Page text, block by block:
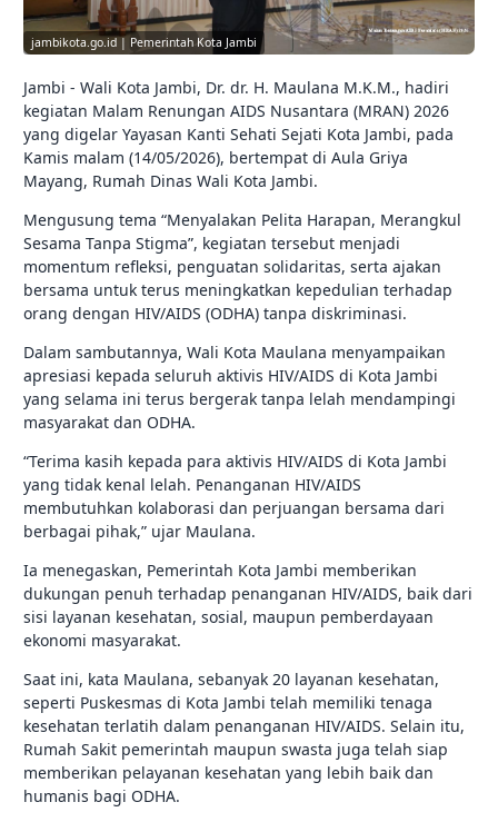
jambikota.go.id | Pemerintah Kota Jambi
Jambi - Wali Kota Jambi, Dr. dr. H. Maulana M.K.M., hadiri
kegiatan Malam Renungan AIDS Nusantara (MRAN) 2026
yang digelar Yayasan Kanti Sehati Sejati Kota Jambi, pada
Kamis malam (14/05/2026), bertempat di Aula Griya
Mayang, Rumah Dinas Wali Kota Jambi.
Mengusung tema “Menyalakan Pelita Harapan, Merangkul
Sesama Tanpa Stigma”, kegiatan tersebut menjadi
momentum refleksi, penguatan solidaritas, serta ajakan
bersama untuk terus meningkatkan kepedulian terhadap
orang dengan HIV/AIDS (ODHA) tanpa diskriminasi.
Dalam sambutannya, Wali Kota Maulana menyampaikan
apresiasi kepada seluruh aktivis HIV/AIDS di Kota Jambi
yang selama ini terus bergerak tanpa lelah mendampingi
masyarakat dan ODHA.
“Terima kasih kepada para aktivis HIV/AIDS di Kota Jambi
yang tidak kenal lelah. Penanganan HIV/AIDS
membutuhkan kolaborasi dan perjuangan bersama dari
berbagai pihak,” ujar Maulana.
Ia menegaskan, Pemerintah Kota Jambi memberikan
dukungan penuh terhadap penanganan HIV/AIDS, baik dari
sisi layanan kesehatan, sosial, maupun pemberdayaan
ekonomi masyarakat.
Saat ini, kata Maulana, sebanyak 20 layanan kesehatan,
seperti Puskesmas di Kota Jambi telah memiliki tenaga
kesehatan terlatih dalam penanganan HIV/AIDS. Selain itu,
Rumah Sakit pemerintah maupun swasta juga telah siap
memberikan pelayanan kesehatan yang lebih baik dan
humanis bagi ODHA.